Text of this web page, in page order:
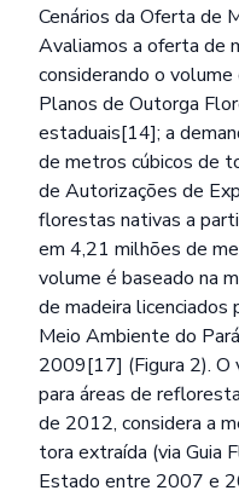
Cenários da Oferta de
Avaliamos a oferta de
considerando o
Planos de Outorga
estaduais[14]; a
de metros cúbicos de
de Autorizações de
florestas nativas a
em 4,21 milhões de
volume é baseado na
de madeira
Meio Ambiente do
2009[17] (Figura 2). O
para áreas de
de 2012, considera a
tora extraída (via Guia
Estado entre 2007 e